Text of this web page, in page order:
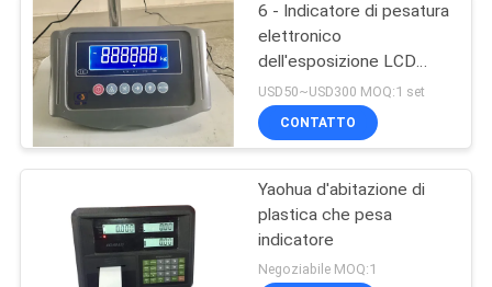
6 - Indicatore di pesatura
elettronico
dell'esposizione LCD
della cifra
USD50~USD300 MOQ:1 set
CONTATTO
Yaohua d'abitazione di
plastica che pesa
indicatore
Negoziabile MOQ:1